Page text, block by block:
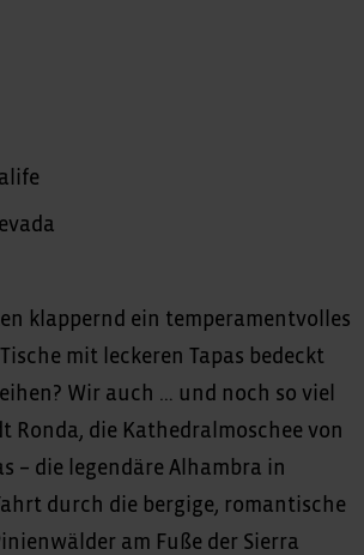
klappernd ein temperamentvolles
mit leckeren Tapas bedeckt
Wir auch … und noch so viel
Ronda, die Kathedralmoschee von
– die legendäre Alhambra in
durch die bergige, romantische
am Fuße der Sierra